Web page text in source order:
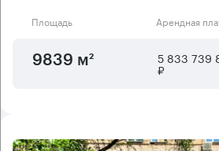
Площадь Арендная
9839 м² 5 833 739
₽